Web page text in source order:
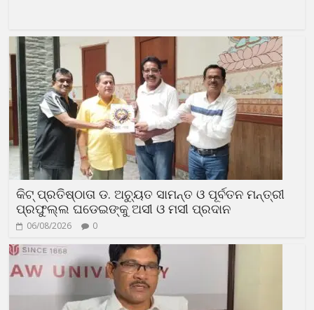
କିଟ୍ ପ୍ରତିଷ୍ଠାତା ଡ. ଅଚ୍ୟୁତ ସାମନ୍ତ ଓ ପୂର୍ବତନ ମନ୍ତ୍ରୀ
ପ୍ରଫୁଲ୍ଲ ଘଡେଇଙ୍କୁ ଅସୀ ଓ ମସୀ ପ୍ରଦାନ
06/08/2026 0